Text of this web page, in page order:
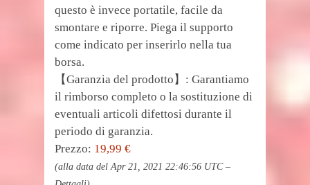
questo è invece portatile, facile da
smontare e riporre. Piega il supporto
come indicato per inserirlo nella tua
borsa.
【Garanzia del prodotto】: Garantiamo
il rimborso completo o la sostituzione di
eventuali articoli difettosi durante il
periodo di garanzia.
Prezzo: 19,99 €
(alla data del Apr 21, 2021 22:46:56 UTC –